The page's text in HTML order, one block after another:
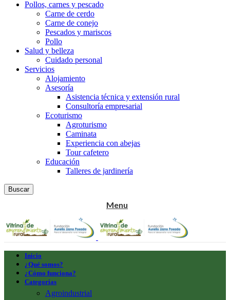
Pollos, carnes y pescado
Carne de cerdo
Carne de conejo
Pescados y mariscos
Pollo
Salud y belleza
Cuidado personal
Servicios
Alojamiento
Asesoría
Asistencia técnica y extensión rural
Consultoría empresarial
Ecoturismo
Agroturismo
Caminata
Experiencia con abejas
Tour cafetero
Educación
Talleres de jardinería
Buscar
Menu
Inicio
¿Qué somos?
¿Cómo funciona?
Categorías
Agroindustrial